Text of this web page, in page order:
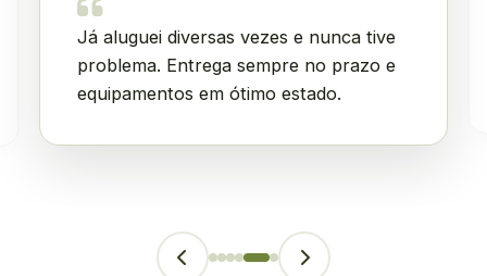
Já aluguei diversas vezes e nunca tive
problema. Entrega sempre no prazo e
equipamentos em ótimo estado.